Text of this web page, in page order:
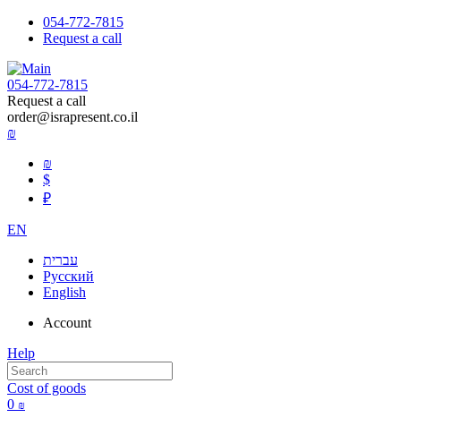
054-772-7815
Request a call
054-772-7815
Request a call
order@israpresent.co.il
₪
₪
$
₽
EN
עברית
Русский
English
Account
Help
Cost of goods
0 ₪